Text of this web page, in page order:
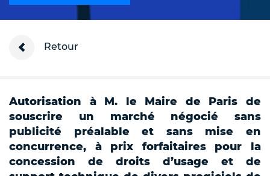
Retour
Autorisation à M. le Maire de Paris de
souscrire un marché négocié sans
publicité préalable et sans mise en
concurrence, à prix forfaitaires pour la
concession de droits d’usage et de